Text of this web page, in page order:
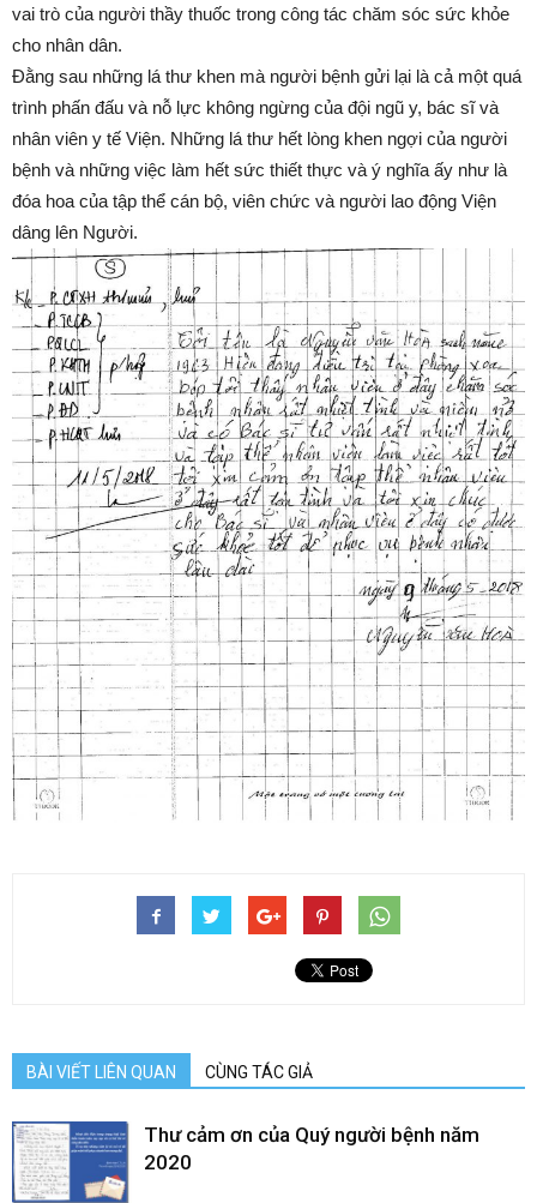
vai trò của người thầy thuốc trong công tác chăm sóc sức khỏe
cho nhân dân.
Đằng sau những lá thư khen mà người bệnh gửi lại là cả một quá
trình phấn đấu và nỗ lực không ngừng của đội ngũ y, bác sĩ và
nhân viên y tế Viện. Những lá thư hết lòng khen ngợi của người
bệnh và những việc làm hết sức thiết thực và ý nghĩa ấy như là
đóa hoa của tập thể cán bộ, viên chức và người lao động Viện
dâng lên Người.
BÀI VIẾT LIÊN QUAN CÙNG TÁC GIẢ
Thư cảm ơn của Quý người bệnh năm
2020